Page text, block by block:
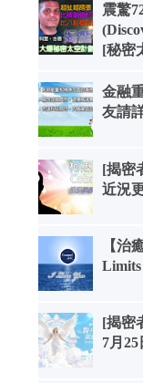
震驚
[秘密
金融
友請
[揭密
近況
【治
Limits
[揭密
7月